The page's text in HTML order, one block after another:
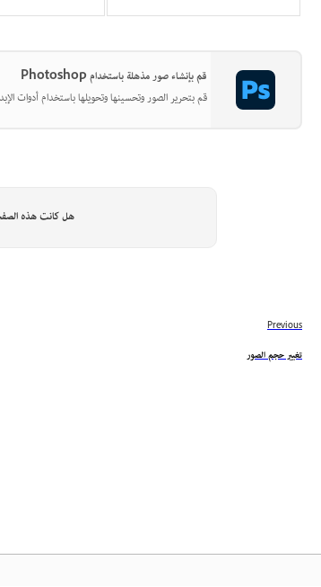
قم بإنشاء صور مذهلة باستخدام Photoshop
قم بتحرير الصور وتحسينها وتحويلها باستخدام أدوات
هل كانت هذه
Previous
تغيير حجم الصور